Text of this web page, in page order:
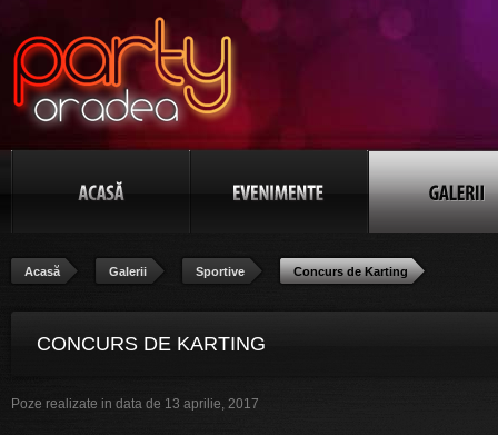
Acasă Galerii Sportive Concurs de Karting
CONCURS DE KARTING
Poze realizate in data de 13 aprilie, 2017